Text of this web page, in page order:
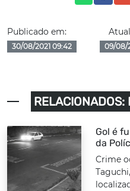
Publicado em:
30/08/2021 09:42 09/08/
RELACIONADOS:
Gol é
da
Crime